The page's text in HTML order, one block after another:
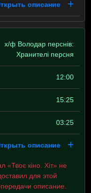
описание
х/ф Володар перснів:
Хранителі персня
12:00
15:25
03:25
описание
«Твоє кіно. Хіт» не
для этой
описание.